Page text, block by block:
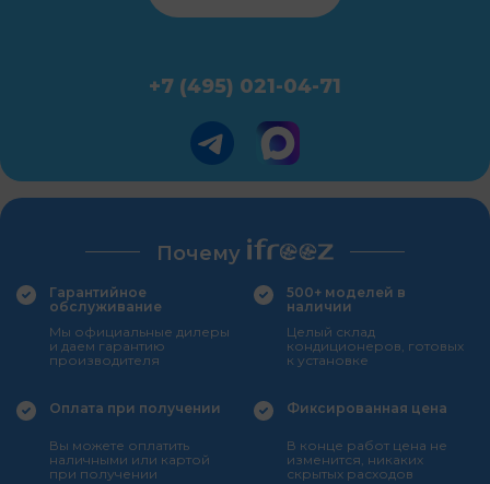
+7 (495) 021-04-71
Почему
Гарантийное
обслуживание
Мы официальные дилеры
и даем гарантию
производителя
500+ моделей в
наличии
Целый склад
кондиционеров, готовых
к установке
Оплата при получении
Вы можете оплатить
наличными или картой
при получении
Фиксированная цена
В конце работ цена не
изменится, никаких
скрытых расходов